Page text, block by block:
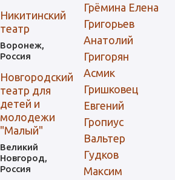
Никитинский
театр
Воронеж,
Россия
Новгородский
театр для
детей и
молодежи
"Малый"
Великий
Новгород,
Россия
Грёмина Елена
Григорьев
Анатолий
Григорян
Асмик
Гришковец
Евгений
Гропиус
Вальтер
Гудков
Максим